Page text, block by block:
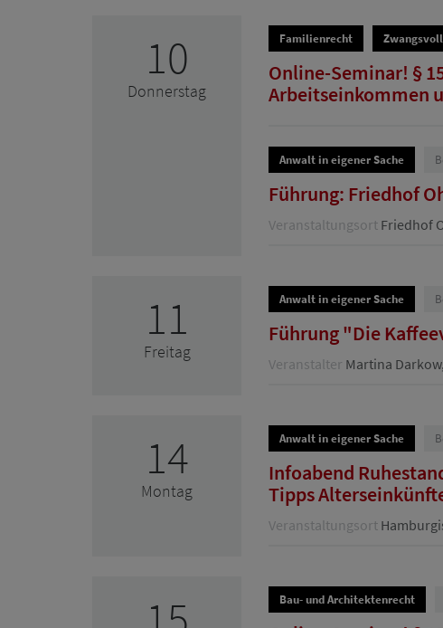
10
Donnerstag
Familienrecht
Online-Seminar! §
Arbeitseinkommen
Anwalt in eigener Sache
Führung: Friedhof
Veranstaltungsort Friedhof
11
Freitag
Anwalt in eigener Sache
Führung "Die
Veranstalter Martina
14
Montag
Anwalt in eigener Sache
Infoabend
Tipps
Veranstaltungsort
Bau- und Architektenrecht